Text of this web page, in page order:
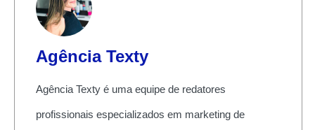
Agência Texty
Agência Texty é uma equipe de redatores
profissionais especializados em marketing de